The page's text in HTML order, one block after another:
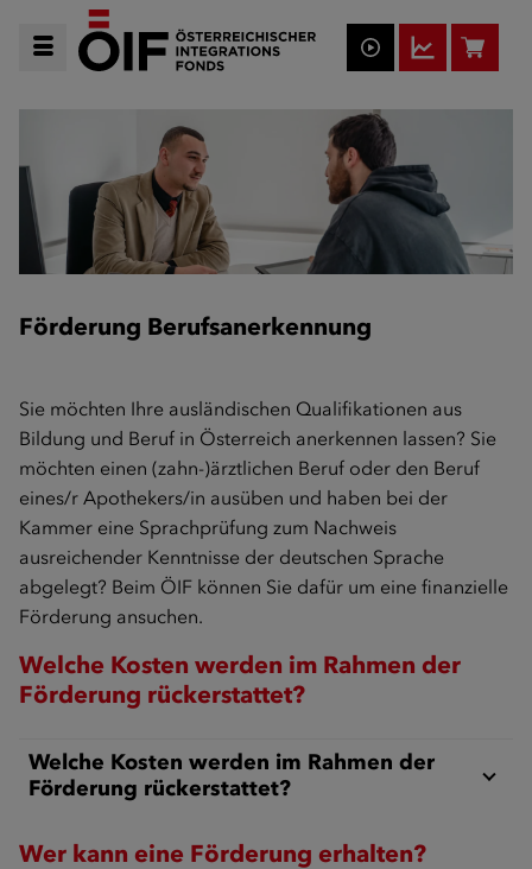
Förderung Berufsanerkennung
Sie möchten Ihre ausländischen Qualifikationen aus
Bildung und Beruf in Österreich anerkennen lassen? Sie
möchten einen (zahn-)ärztlichen Beruf oder den Beruf
eines/r Apothekers/in ausüben und haben bei der
Kammer eine Sprachprüfung zum Nachweis
ausreichender Kenntnisse der deutschen Sprache
abgelegt? Beim ÖIF können Sie dafür um eine finanzielle
Förderung ansuchen.
Welche Kosten werden im Rahmen der
Förderung rückerstattet?
Welche Kosten werden im Rahmen der
Förderung rückerstattet?
Wer kann eine Förderung erhalten?